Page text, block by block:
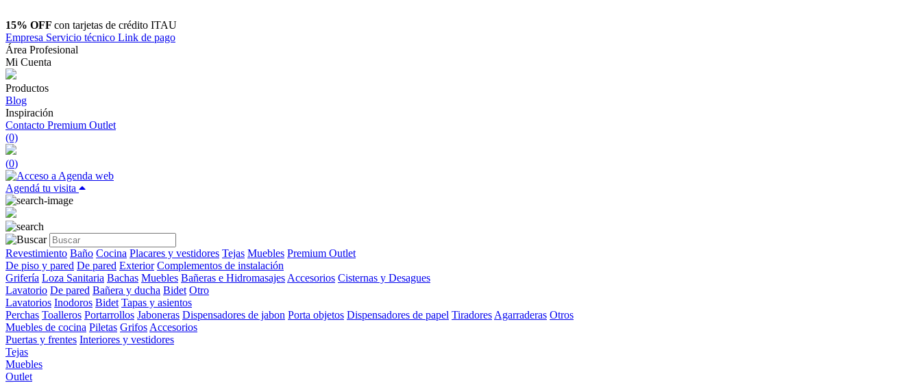
15% OFF con tarjetas de crédito ITAU
Empresa Servicio técnico Link de pago
Área Profesional
Mi Cuenta
Productos
Blog
Inspiración
Contacto Premium Outlet
(0)
(0)
Agendá tu visita
Revestimiento Baño Cocina Placares y vestidores Tejas Muebles Premium Outlet
De piso y pared De pared Exterior Complementos de instalación
Grifería Loza Sanitaria Bachas Muebles Bañeras e Hidromasajes Accesorios Cisternas y Desagues
Lavatorio De pared Bañera y ducha Bidet Otro
Lavatorios Inodoros Bidet Tapas y asientos
Perchas Toalleros Portarrollos Jaboneras Dispensadores de jabon Porta objetos Dispensadores de papel Tiradores Agarraderas Otros
Muebles de cocina Piletas Grifos Accesorios
Puertas y frentes Interiores y vestidores
Tejas
Muebles
Outlet